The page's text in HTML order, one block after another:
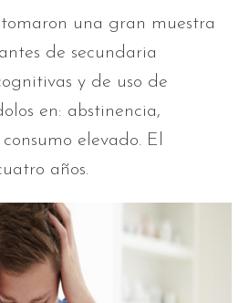
una gran muestra
de secundaria
y de uso de
en: abstinencia,
elevado. El
años.